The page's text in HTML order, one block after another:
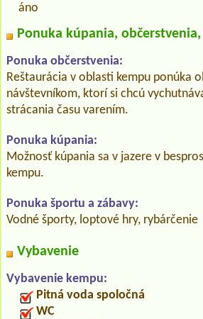
áno
Ponuka kúpania,
Ponuka občerstvenia:
Reštaurácia v oblasti kempu ponúka
návštevníkom, ktorí si chcú
strácania času varením.
Ponuka kúpania:
Možnosť kúpania sa v jazere v
kempu.
Ponuka športu a zábavy:
Vodné športy, loptové hry, rybárčenie
Vybavenie
Vybavenie kempu:
Pitná voda spoločná
WC